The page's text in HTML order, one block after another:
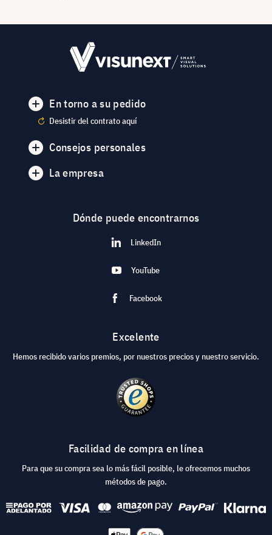
En torno a su pedido
Desistir del contrato aquí
Consejos personales
La empresa
Dónde puede encontrarnos
LinkedIn
YouTube
Facebook
Excelente
Hemos recibido varios premios, por nuestros precios y nuestro servicio.
Facilidad de compra en línea
Para que su compra sea lo más fácil posible, le ofrecemos muchos
métodos de pago.